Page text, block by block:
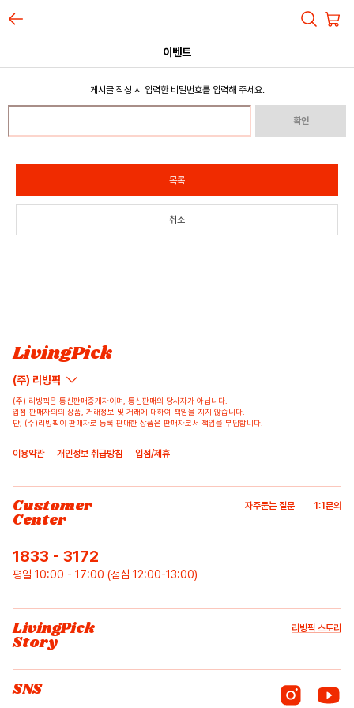
이벤트
게시글 작성 시 입력한 비밀번호를 입력해 주세요.
확인
목록
취소
LivingPick
(주) 리빙픽
(주) 리빙픽은 통신판매중개자이며, 통신판매의 당사자가 아닙니다.
입점 판매자의의 상품, 거래정보 및 거래에 대하여 책임을 지지 않습니다.
단, (주)리빙픽이 판매자로 등록 판매한 상품은 판매자로서 책임을 부담합니다.
이용약관 개인정보 취급방침 입점/제휴
Customer
Center
자주묻는 질문 1:1문의
1833 - 3172
평일 10:00 - 17:00 (점심 12:00-13:00)
LivingPick
Story
리빙픽 스토리
SNS